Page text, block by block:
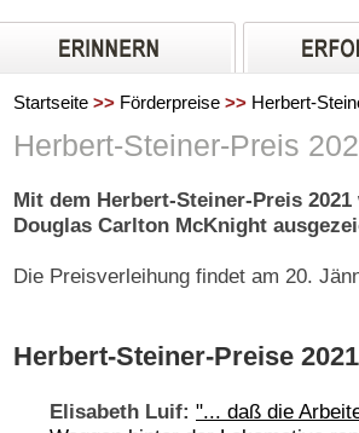
Startseite >> Förderpreise >> Herbert-
Herbert-Steiner-Preis
Mit dem Herbert-Steiner-Preis
Douglas Carlton McKnight
Die Preisverleihung findet am 20.
Herbert-Steiner-Preise
Elisabeth Luif: "... daß die